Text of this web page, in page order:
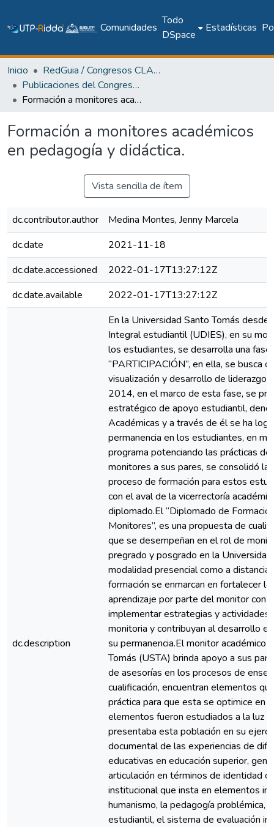
Comunidades
Todo
DSpace
Estadísticas
Inicio
RedGuia / Congresos CLABES
Publicaciones del Congreso Internacional CLABES
Formación a monitores académicos en pedagogía y didáctica.
Formación a monitores académicos
en pedagogía y didáctica.
Vista sencilla de ítem
dc.contributor.author
Medina Montes, Jenny Marcela
dc.date
2021-11-18
dc.date.accessioned
2022-01-17T13:27:12Z
dc.date.available
2022-01-17T13:27:12Z
dc.description
En la Universidad Santo Tomás
Integral estudiantil (UDIES), en su
los estudiantes, se desarrolla una
“PARTICIPACIÓN”, en ella, se busca
visualización y desarrollo de liderazgo
2014, en el marco de esta fase, se
estratégico de apoyo estudiantil,
Académicas y a través de él se ha
permanencia en los estudiantes, en
programa potenciando las prácticas
monitores a sus pares, se consolidó la
proceso de formación para estos
con el aval de la vicerrectoría
diplomado.El “Diplomado de
Monitores”, es una propuesta de
que se desempeñan en el rol de
pregrado y posgrado en la
modalidad presencial como a
formación se enmarcan en fortalecer
aprendizaje por parte del monitor con
implementar estrategias y actividades
monitoria y contribuyan al desarrollo
su permanencia.El monitor académico
Tomás (USTA) brinda apoyo a sus
de asesorías en los procesos de
cualificación, encuentran elementos
práctica para que esta se optimice en
elementos fueron estudiados a la luz
presentaba esta población en su
documental de las experiencias de
educativas en educación superior,
articulación en términos de identidad
institucional que insta en elementos
humanismo, la pedagogía problémica,
estudiantil, el sistema de evaluación